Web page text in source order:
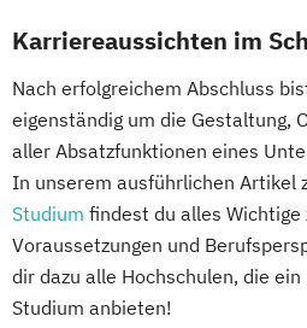
Karriereaussichten im
Nach erfolgreichem Abschluss
eigenständig um die Gestaltung,
aller Absatzfunktionen eines
In unserem ausführlichen Artikel
Studium findest du alles
Voraussetzungen und
dir dazu alle Hochschulen, die
Studium anbieten!